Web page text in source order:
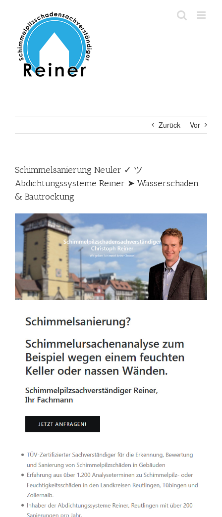
springen
Zurück Vor
Schimmelsanierung Neuler ✓ ツ
Abdichtungssysteme Reiner ➤ Wasserschaden
& Bautrockung